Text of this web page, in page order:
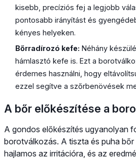
kisebb, precíziós fej a legjobb
pontosabb irányítást és
kényes helyeken.
Bőrradírozó kefe: Néhány
hámlasztó kefe is. Ezt a
érdemes használni, hogy
ezzel segítve a szőrbenövések
A bőr előkészítése a
A gondos előkészítés ugyanolyan
borotválkozás. A tiszta és puha bőr
hajlamos az irritációra, és az